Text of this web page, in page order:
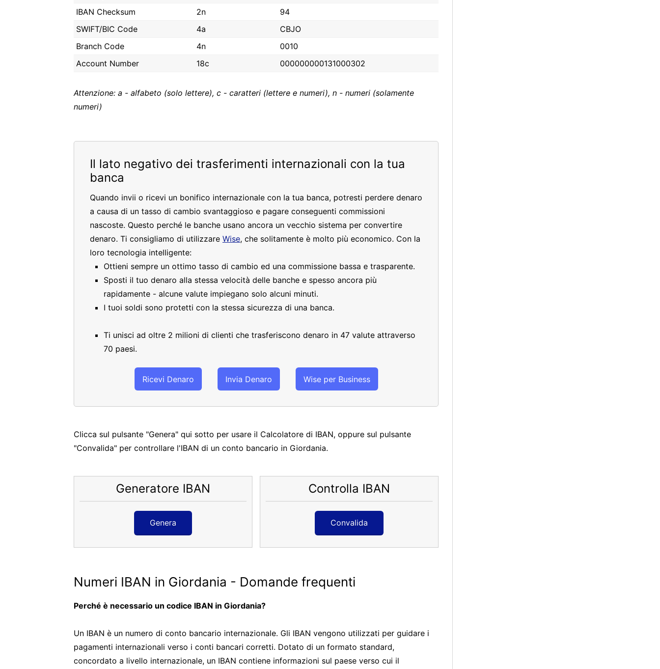
IBAN Checksum
2n
94
SWIFT/BIC Code
4a
CBJO
Branch Code
4n
0010
Account Number
18c 000000000131000302
Attenzione: a - alfabeto (solo lettere), c - caratteri (lettere e numeri), n - numeri (solamente
numeri)
Il lato negativo dei trasferimenti internazionali con la tua
banca
Quando invii o ricevi un bonifico internazionale con la tua banca, potresti perdere denaro
a causa di un tasso di cambio svantaggioso e pagare conseguenti commissioni
nascoste. Questo perché le banche usano ancora un vecchio sistema per convertire
denaro. Ti consigliamo di utilizzare Wise, che solitamente è molto più economico. Con la
loro tecnologia intelligente:
Ottieni sempre un ottimo tasso di cambio ed una commissione bassa e trasparente.
Sposti il tuo denaro alla stessa velocità delle banche e spesso ancora più
rapidamente - alcune valute impiegano solo alcuni minuti.
I tuoi soldi sono protetti con la stessa sicurezza di una banca.
Ti unisci ad oltre 2 milioni di clienti che trasferiscono denaro in 47 valute attraverso
70 paesi.
Ricevi Denaro Invia Denaro Wise per Business
Clicca sul pulsante "Genera" qui sotto per usare il Calcolatore di IBAN, oppure sul pulsante
"Convalida" per controllare l'IBAN di un conto bancario in Giordania.
Generatore IBAN
Genera
Controlla IBAN
Convalida
Numeri IBAN in Giordania - Domande frequenti
Perché è necessario un codice IBAN in Giordania?
Un IBAN è un numero di conto bancario internazionale. Gli IBAN vengono utilizzati per guidare i
pagamenti internazionali verso i conti bancari corretti. Dotato di un formato standard,
concordato a livello internazionale, un IBAN contiene informazioni sul paese verso cui il